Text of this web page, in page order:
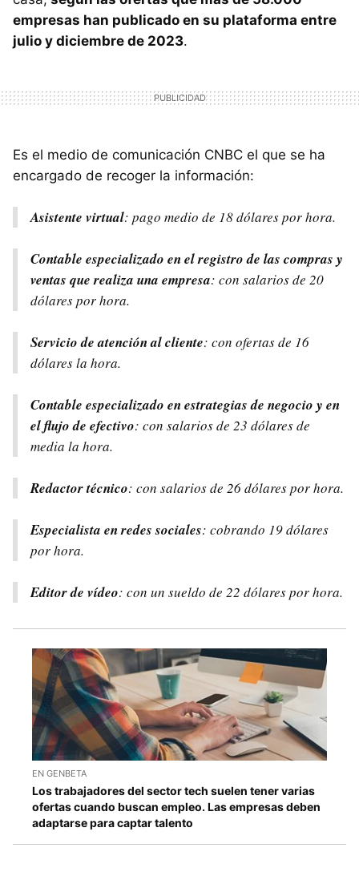
empresas han publicado en su plataforma entre
julio y diciembre de 2023.
Es el medio de comunicación CNBC el que se ha
encargado de recoger la información:
Asistente virtual: pago medio de 18 dólares por hora.
Contable especializado en el registro de las compras y
ventas que realiza una empresa: con salarios de 20
dólares por hora.
Servicio de atención al cliente: con ofertas de 16
dólares la hora.
Contable especializado en estrategias de negocio y en
el flujo de efectivo: con salarios de 23 dólares de
media la hora.
Redactor técnico: con salarios de 26 dólares por hora.
Especialista en redes sociales: cobrando 19 dólares
por hora.
Editor de vídeo: con un sueldo de 22 dólares por hora.
EN GENBETA
Los trabajadores del sector tech suelen tener varias
ofertas cuando buscan empleo. Las empresas deben
adaptarse para captar talento